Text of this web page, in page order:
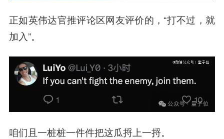
正如英伟达官推评论区网友评价的，“打不过，就
加入”。
咱们且一桩桩一件件把这瓜捋上一捋。